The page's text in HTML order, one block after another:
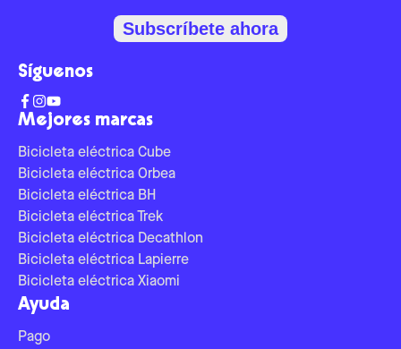
Mejores marcas
Bicicleta eléctrica Cube
Bicicleta eléctrica Orbea
Bicicleta eléctrica BH
Bicicleta eléctrica Trek
Bicicleta eléctrica Decathlon
Bicicleta eléctrica Lapierre
Bicicleta eléctrica Xiaomi
Ayuda
Pago
Subscríbete ahora
Síguenos